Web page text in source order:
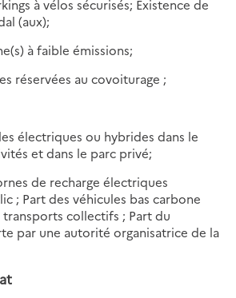
à vélos sécurisés; Existence de
(aux);
à faible émissions;
réservées au covoiturage ;
électriques ou hybrides dans le
et dans le parc privé;
de recharge électriques
; Part des véhicules bas carbone
collectifs ; Part du
par une autorité organisatrice de la